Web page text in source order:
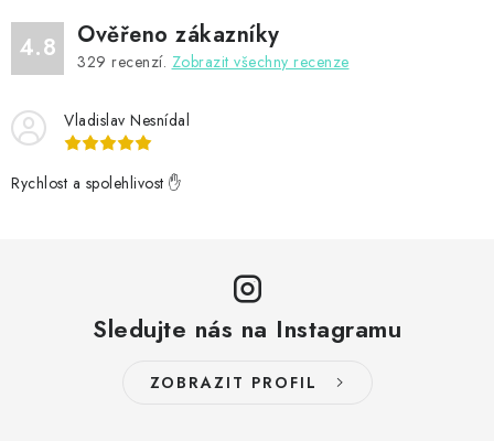
4.8 Ověřeno zákazníky
329 recenzí. Zobrazit všechny recenze
Vladislav Nesnídal
Rychlost a spolehlivost ✋
Sledujte nás na Instagramu
ZOBRAZIT PROFIL